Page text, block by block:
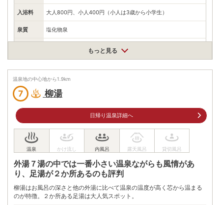
入浴料 大人800円、小人400円（小人は3歳から小学生）
泉質 塩化物泉
兵庫県豊岡市城崎町湯島610
北近畿豊岡自動車道日高神鍋高原ICから国道482・312号、県道
3号を城崎温泉方面へ22km
公共交通機関
駐車場
※近くに有料駐車場あり。料金については現地に確認。
電話番号
※ 掲載情報は変更になる場合があります。最新の内容はご利用前にご自身でお
問合せください。
※ 料金情報は税込・税抜表記が混ざっております。正しい金額はご利用前にご
自身でお問合せください。
もっと見る
温泉地の中心地から1.9km
7 柳湯
日帰り温泉詳細へ
外湯７湯の中では一番小さい温泉ながらも風情があ
り、足湯が２か所あるのも評判
柳湯はお風呂の深さと他の外湯に比べて温泉の温度が高く芯から温まる
のが特徴。２か所ある足湯は大人気スポット。